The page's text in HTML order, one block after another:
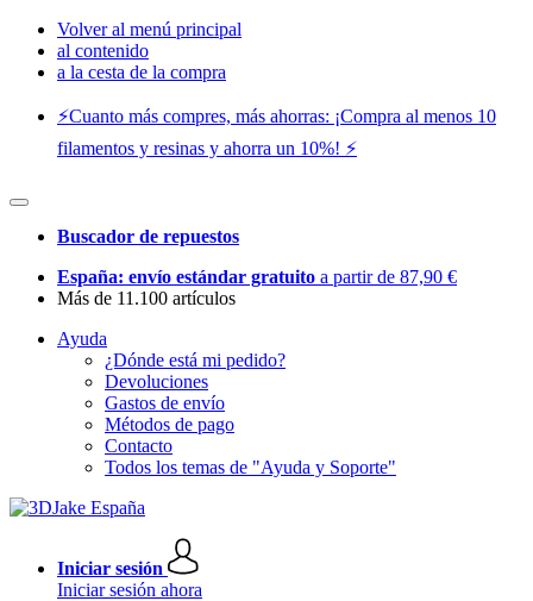
Volver al menú principal
al contenido
a la cesta de la compra
⚡️Cuanto más compres, más ahorras: ¡Compra al menos 10
filamentos y resinas y ahorra un 10%! ⚡️
Buscador de repuestos
España: envío estándar gratuito a partir de 87,90 €
Más de 11.100 artículos
Ayuda
¿Dónde está mi pedido?
Devoluciones
Gastos de envío
Métodos de pago
Contacto
Todos los temas de "Ayuda y Soporte"
Iniciar sesión
Iniciar sesión ahora